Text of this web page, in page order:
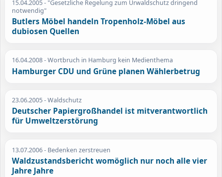
15.04.2005- "Gesetzliche Regelung zum Urwaldschutz dringend
notwendig"
Butlers Möbel handeln Tropenholz-Möbel aus
dubiosen Quellen
16.04.2008- Wortbruch in Hamburg kein Medienthema
Hamburger CDU und Grüne planen Wählerbetrug
23.06.2005- Waldschutz
Deutscher Papiergroßhandel ist mitverantwortlich
für Umweltzerstörung
13.07.2006- Bedenken zerstreuen
Waldzustandsbericht womöglich nur noch alle vier
Jahre Jahre